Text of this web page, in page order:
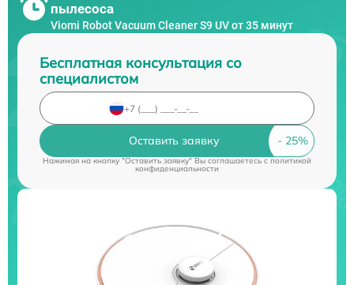
пылесоса
Viomi Robot Vacuum Cleaner S9 UV от 35 минут
Бесплатная консультация со
специалистом
Оставить заявку
Нажимая на кнопку "Оставить заявку" Вы соглашаетесь cполитикой
конфиденциальности